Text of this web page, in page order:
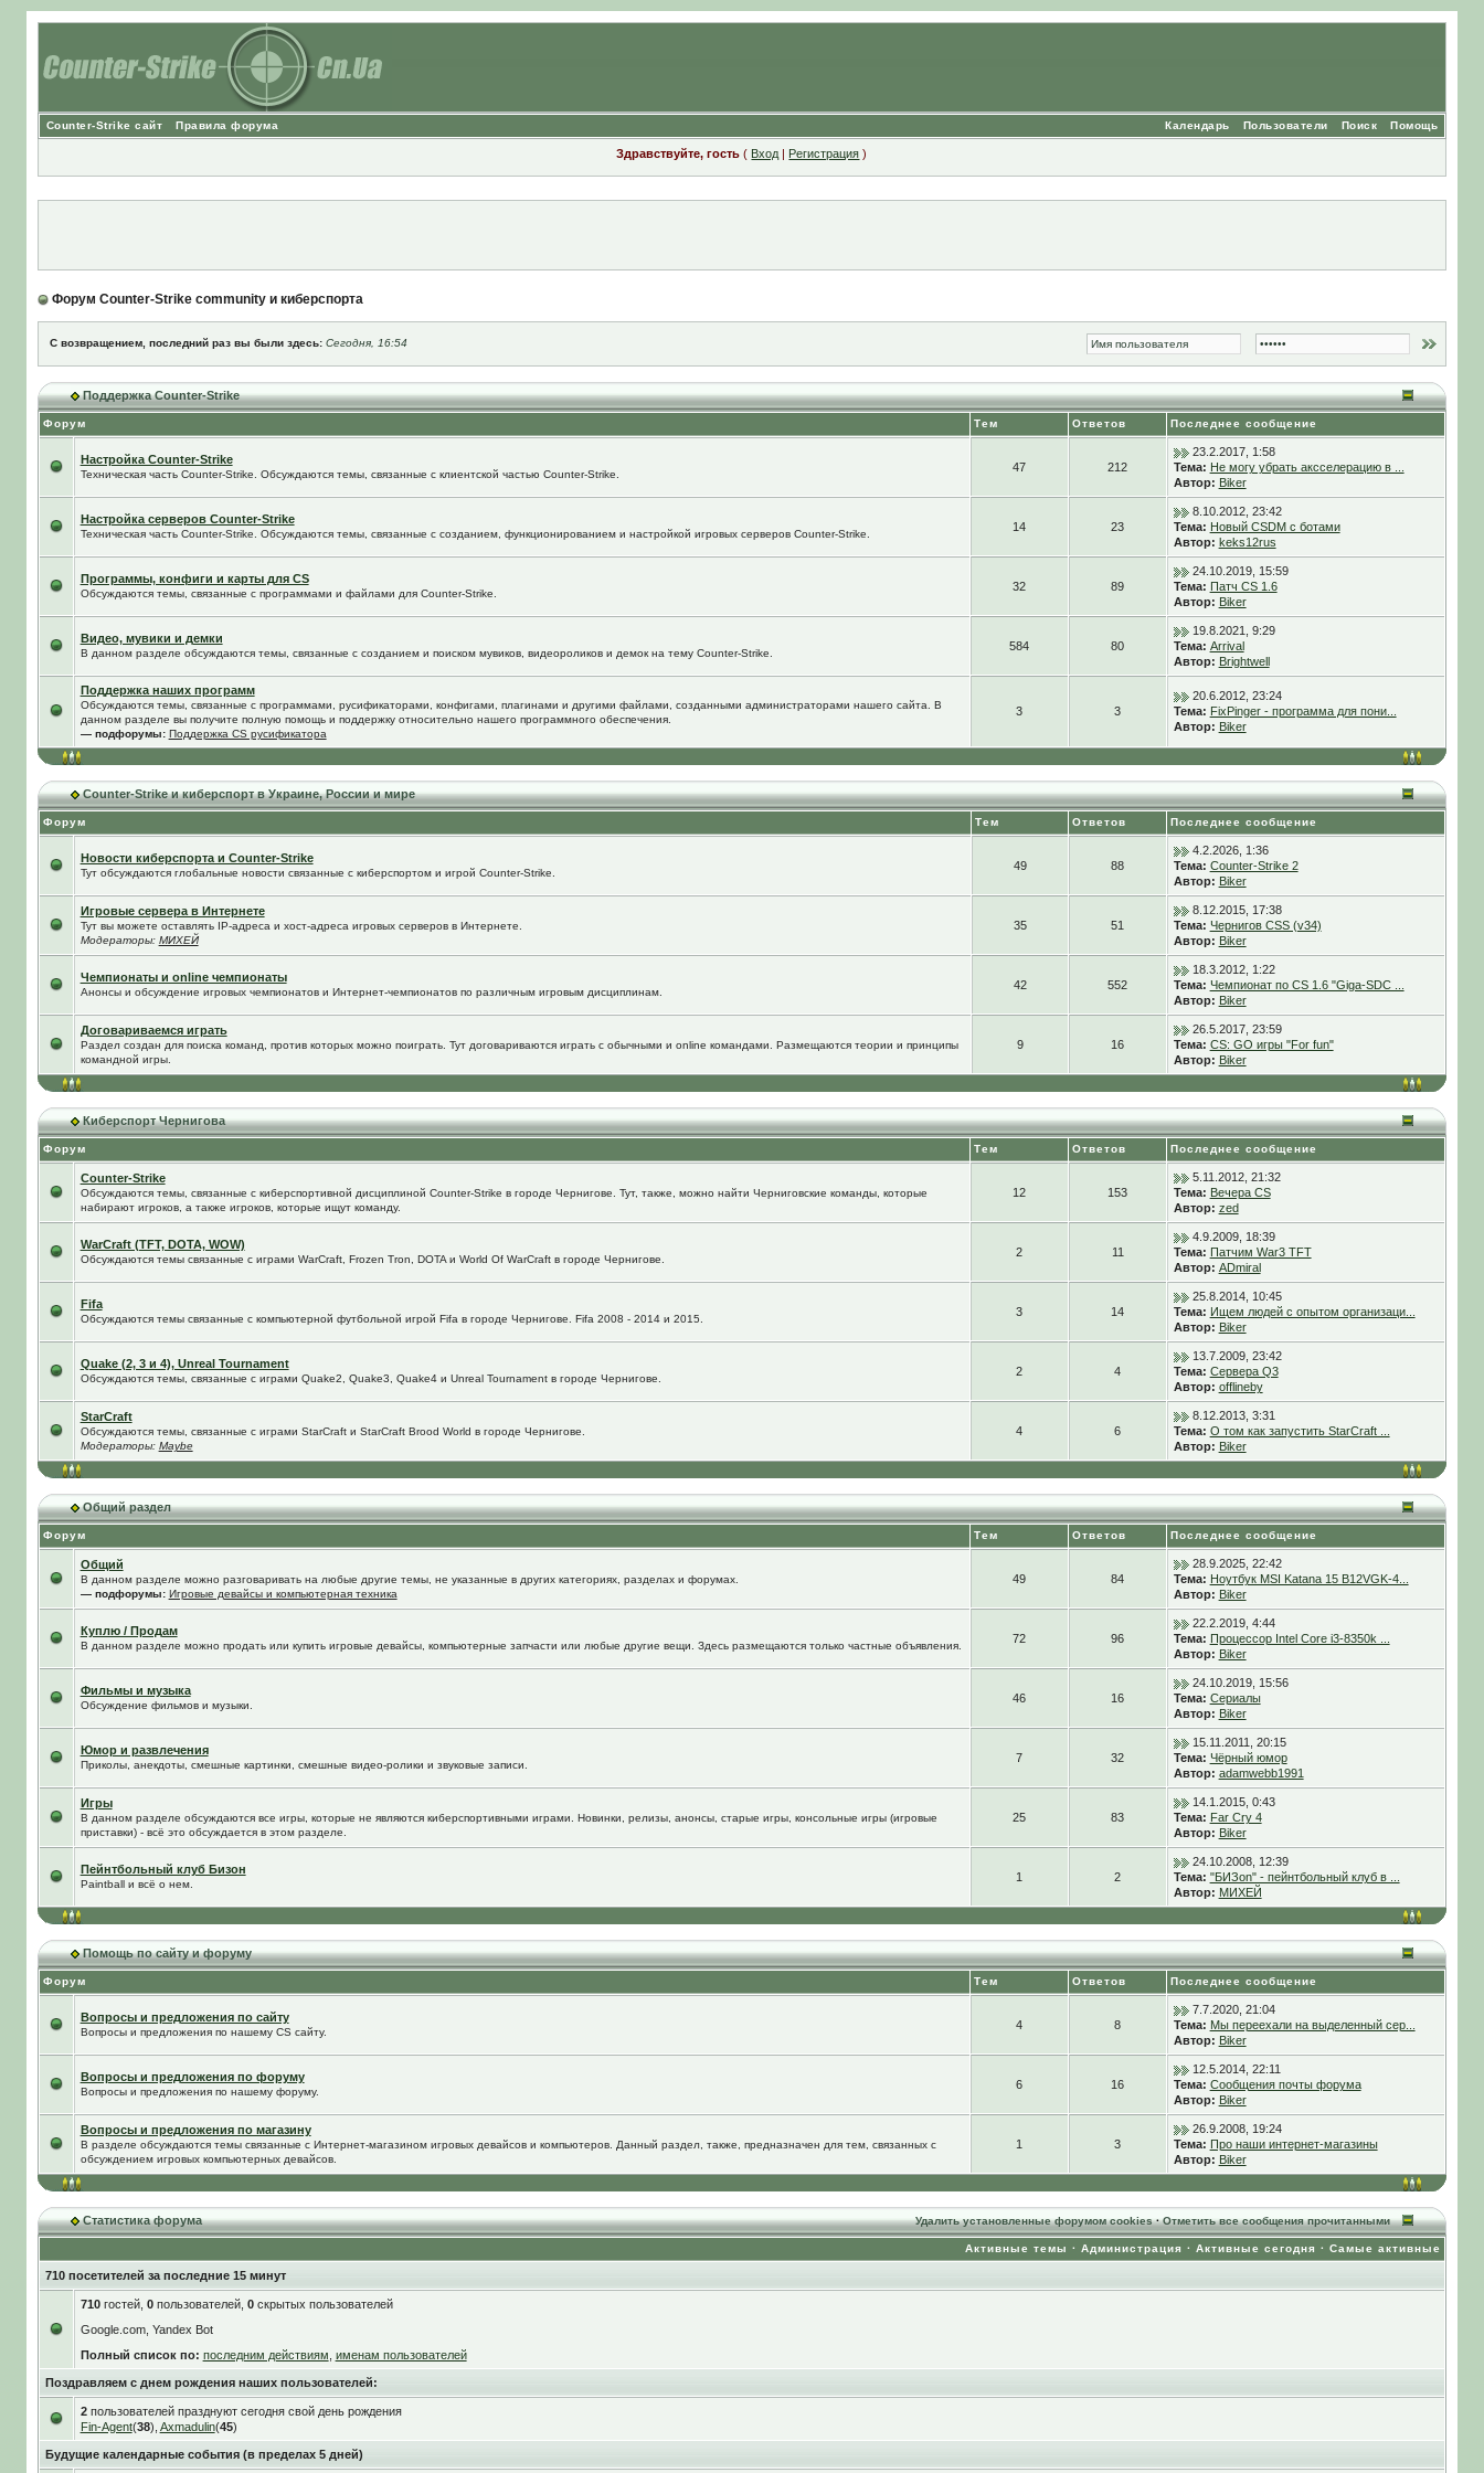
Counter-Strike сайт Правила форума Помощь
Поиск
Пользователи
Календарь
Здравствуйте, гость ( Вход | Регистрация )
Форум Counter-Strike community и киберспорта
С возвращением, последний раз вы были здесь: Сегодня, 16:54
Поддержка Counter-Strike
Форум Тем Ответов Последнее сообщение
Настройка Counter-Strike
Техническая часть Counter-Strike. Обсуждаются темы, связанные с клиентской частью Counter-Strike.
47 212
23.2.2017, 1:58
Тема: Не могу убрать аксселерацию в ...
Автор: Biker
Настройка серверов Counter-Strike
Техническая часть Counter-Strike. Обсуждаются темы, связанные с созданием, функционированием и настройкой игровых серверов Counter-Strike.
14 23
8.10.2012, 23:42
Тема: Новый CSDM с ботами
Автор: keks12rus
Программы, конфиги и карты для CS
Обсуждаются темы, связанные с программами и файлами для Counter-Strike.
32 89
24.10.2019, 15:59
Тема: Патч CS 1.6
Автор: Biker
Видео, мувики и демки
В данном разделе обсуждаются темы, связанные с созданием и поиском мувиков, видеороликов и демок на тему Counter-Strike.
584 80
19.8.2021, 9:29
Тема: Arrival
Автор: Brightwell
Поддержка наших программ
Обсуждаются темы, связанные с программами, русификаторами, конфигами, плагинами и другими файлами, созданными администраторами нашего сайта. В
данном разделе вы получите полную помощь и поддержку относительно нашего программного обеспечения.
— подфорумы: Поддержка CS русификатора
3 3
20.6.2012, 23:24
Тема: FixPinger - программа для пони...
Автор: Biker
Counter-Strike и киберспорт в Украине, России и мире
Форум Тем Ответов Последнее сообщение
Новости киберспорта и Counter-Strike
Тут обсуждаются глобальные новости связанные с киберспортом и игрой Counter-Strike.
49 88
4.2.2026, 1:36
Тема: Counter-Strike 2
Автор: Biker
Игровые сервера в Интернете
Тут вы можете оставлять IP-адреса и хост-адреса игровых серверов в Интернете.
Модераторы: МИХЕЙ
35 51
8.12.2015, 17:38
Тема: Чернигов CSS (v34)
Автор: Biker
Чемпионаты и online чемпионаты
Анонсы и обсуждение игровых чемпионатов и Интернет-чемпионатов по различным игровым дисциплинам.
42 552
18.3.2012, 1:22
Тема: Чемпионат по CS 1.6 "Giga-SDC ...
Автор: Biker
Договариваемся играть
Раздел создан для поиска команд, против которых можно поиграть. Тут договариваются играть с обычными и online командами. Размещаются теории и принципы
командной игры.
9 16
26.5.2017, 23:59
Тема: CS: GO игры "For fun"
Автор: Biker
Киберспорт Чернигова
Форум Тем Ответов Последнее сообщение
Counter-Strike
Обсуждаются темы, связанные с киберспортивной дисциплиной Counter-Strike в городе Чернигове. Тут, также, можно найти Черниговские команды, которые
набирают игроков, а также игроков, которые ищут команду.
12 153
5.11.2012, 21:32
Тема: Вечера CS
Автор: zed
WarCraft (TFT, DOTA, WOW)
Обсуждаются темы связанные с играми WarCraft, Frozen Tron, DOTA и World Of WarCraft в городе Чернигове.
2 11
4.9.2009, 18:39
Тема: Патчим War3 TFT
Автор: ADmiral
Fifa
Обсуждаются темы связанные с компьютерной футбольной игрой Fifa в городе Чернигове. Fifa 2008 - 2014 и 2015.
3 14
25.8.2014, 10:45
Тема: Ищем людей с опытом организаци...
Автор: Biker
Quake (2, 3 и 4), Unreal Tournament
Обсуждаются темы, связанные с играми Quake2, Quake3, Quake4 и Unreal Tournament в городе Чернигове.
2 4
13.7.2009, 23:42
Тема: Сервера Q3
Автор: offlineby
StarCraft
Обсуждаются темы, связанные с играми StarCraft и StarCraft Brood World в городе Чернигове.
Модераторы: Maybe
4 6
8.12.2013, 3:31
Тема: О том как запустить StarCraft ...
Автор: Biker
Общий раздел
Форум Тем Ответов Последнее сообщение
Общий
В данном разделе можно разговаривать на любые другие темы, не указанные в других категориях, разделах и форумах.
— подфорумы: Игровые девайсы и компьютерная техника
49 84
28.9.2025, 22:42
Тема: Ноутбук MSI Katana 15 B12VGK-4...
Автор: Biker
Куплю / Продам
В данном разделе можно продать или купить игровые девайсы, компьютерные запчасти или любые другие вещи. Здесь размещаются только частные объявления.
72 96
22.2.2019, 4:44
Тема: Процессор Intel Core i3-8350k ...
Автор: Biker
Фильмы и музыка
Обсуждение фильмов и музыки.
46 16
24.10.2019, 15:56
Тема: Сериалы
Автор: Biker
Юмор и развлечения
Приколы, анекдоты, смешные картинки, смешные видео-ролики и звуковые записи.
7 32
15.11.2011, 20:15
Тема: Чёрный юмор
Автор: adamwebb1991
Игры
В данном разделе обсуждаются все игры, которые не являются киберспортивными играми. Новинки, релизы, анонсы, старые игры, консольные игры (игровые
приставки) - всё это обсуждается в этом разделе.
25 83
14.1.2015, 0:43
Тема: Far Cry 4
Автор: Biker
Пейнтбольный клуб Бизон
Paintball и всё о нем.
1 2
24.10.2008, 12:39
Тема: "БИЗon" - пейнтбольный клуб в ...
Автор: МИХЕЙ
Помощь по сайту и форуму
Форум Тем Ответов Последнее сообщение
Вопросы и предложения по сайту
Вопросы и предложения по нашему CS сайту.
4 8
7.7.2020, 21:04
Тема: Мы переехали на выделенный сер...
Автор: Biker
Вопросы и предложения по форуму
Вопросы и предложения по нашему форуму.
6 16
12.5.2014, 22:11
Тема: Сообщения почты форума
Автор: Biker
Вопросы и предложения по магазину
В разделе обсуждаются темы связанные с Интернет-магазином игровых девайсов и компьютеров. Данный раздел, также, предназначен для тем, связанных с
обсуждением игровых компьютерных девайсов.
1 3
26.9.2008, 19:24
Тема: Про наши интернет-магазины
Автор: Biker
Статистика форума Удалить установленные форумом cookies·Отметить все сообщения прочитанными
Активные темы · Администрация · Активные сегодня · Самые активные
710 посетителей за последние 15 минут
710гостей, 0пользователей, 0скрытых пользователей
Google.com, Yandex Bot
Полный список по: последним действиям именам пользователей
Поздравляем с днем рождения наших пользователей:
2пользователей празднуют сегодня свой день рождения
Fin-Agent(38), Axmadulin(45)
Будущие календарные события (в пределах 5 дней)